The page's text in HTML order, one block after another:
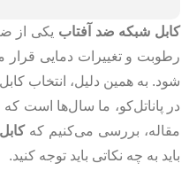
کابل شبکه ضد آفتاب
رطوبت و تغییرات دمایی
شود. به همین دلیل، انتخاب
در پاناتل‌کو، ما سال‌ها است
مقاله، بررسی می‌کنیم که
باید به چه نکاتی باید توجه کنید.